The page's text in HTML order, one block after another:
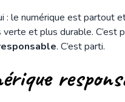
: le numérique est partout
et plus durable. C’est
. C’est parti.